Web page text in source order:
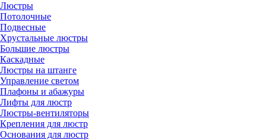
Люстры
Потолочные
Подвесные
Хрустальные люстры
Большие люстры
Каскадные
Люстры на штанге
Управление светом
Плафоны и абажуры
Лифты для люстр
Люстры-вентиляторы
Крепления для люстр
Основания для люстр